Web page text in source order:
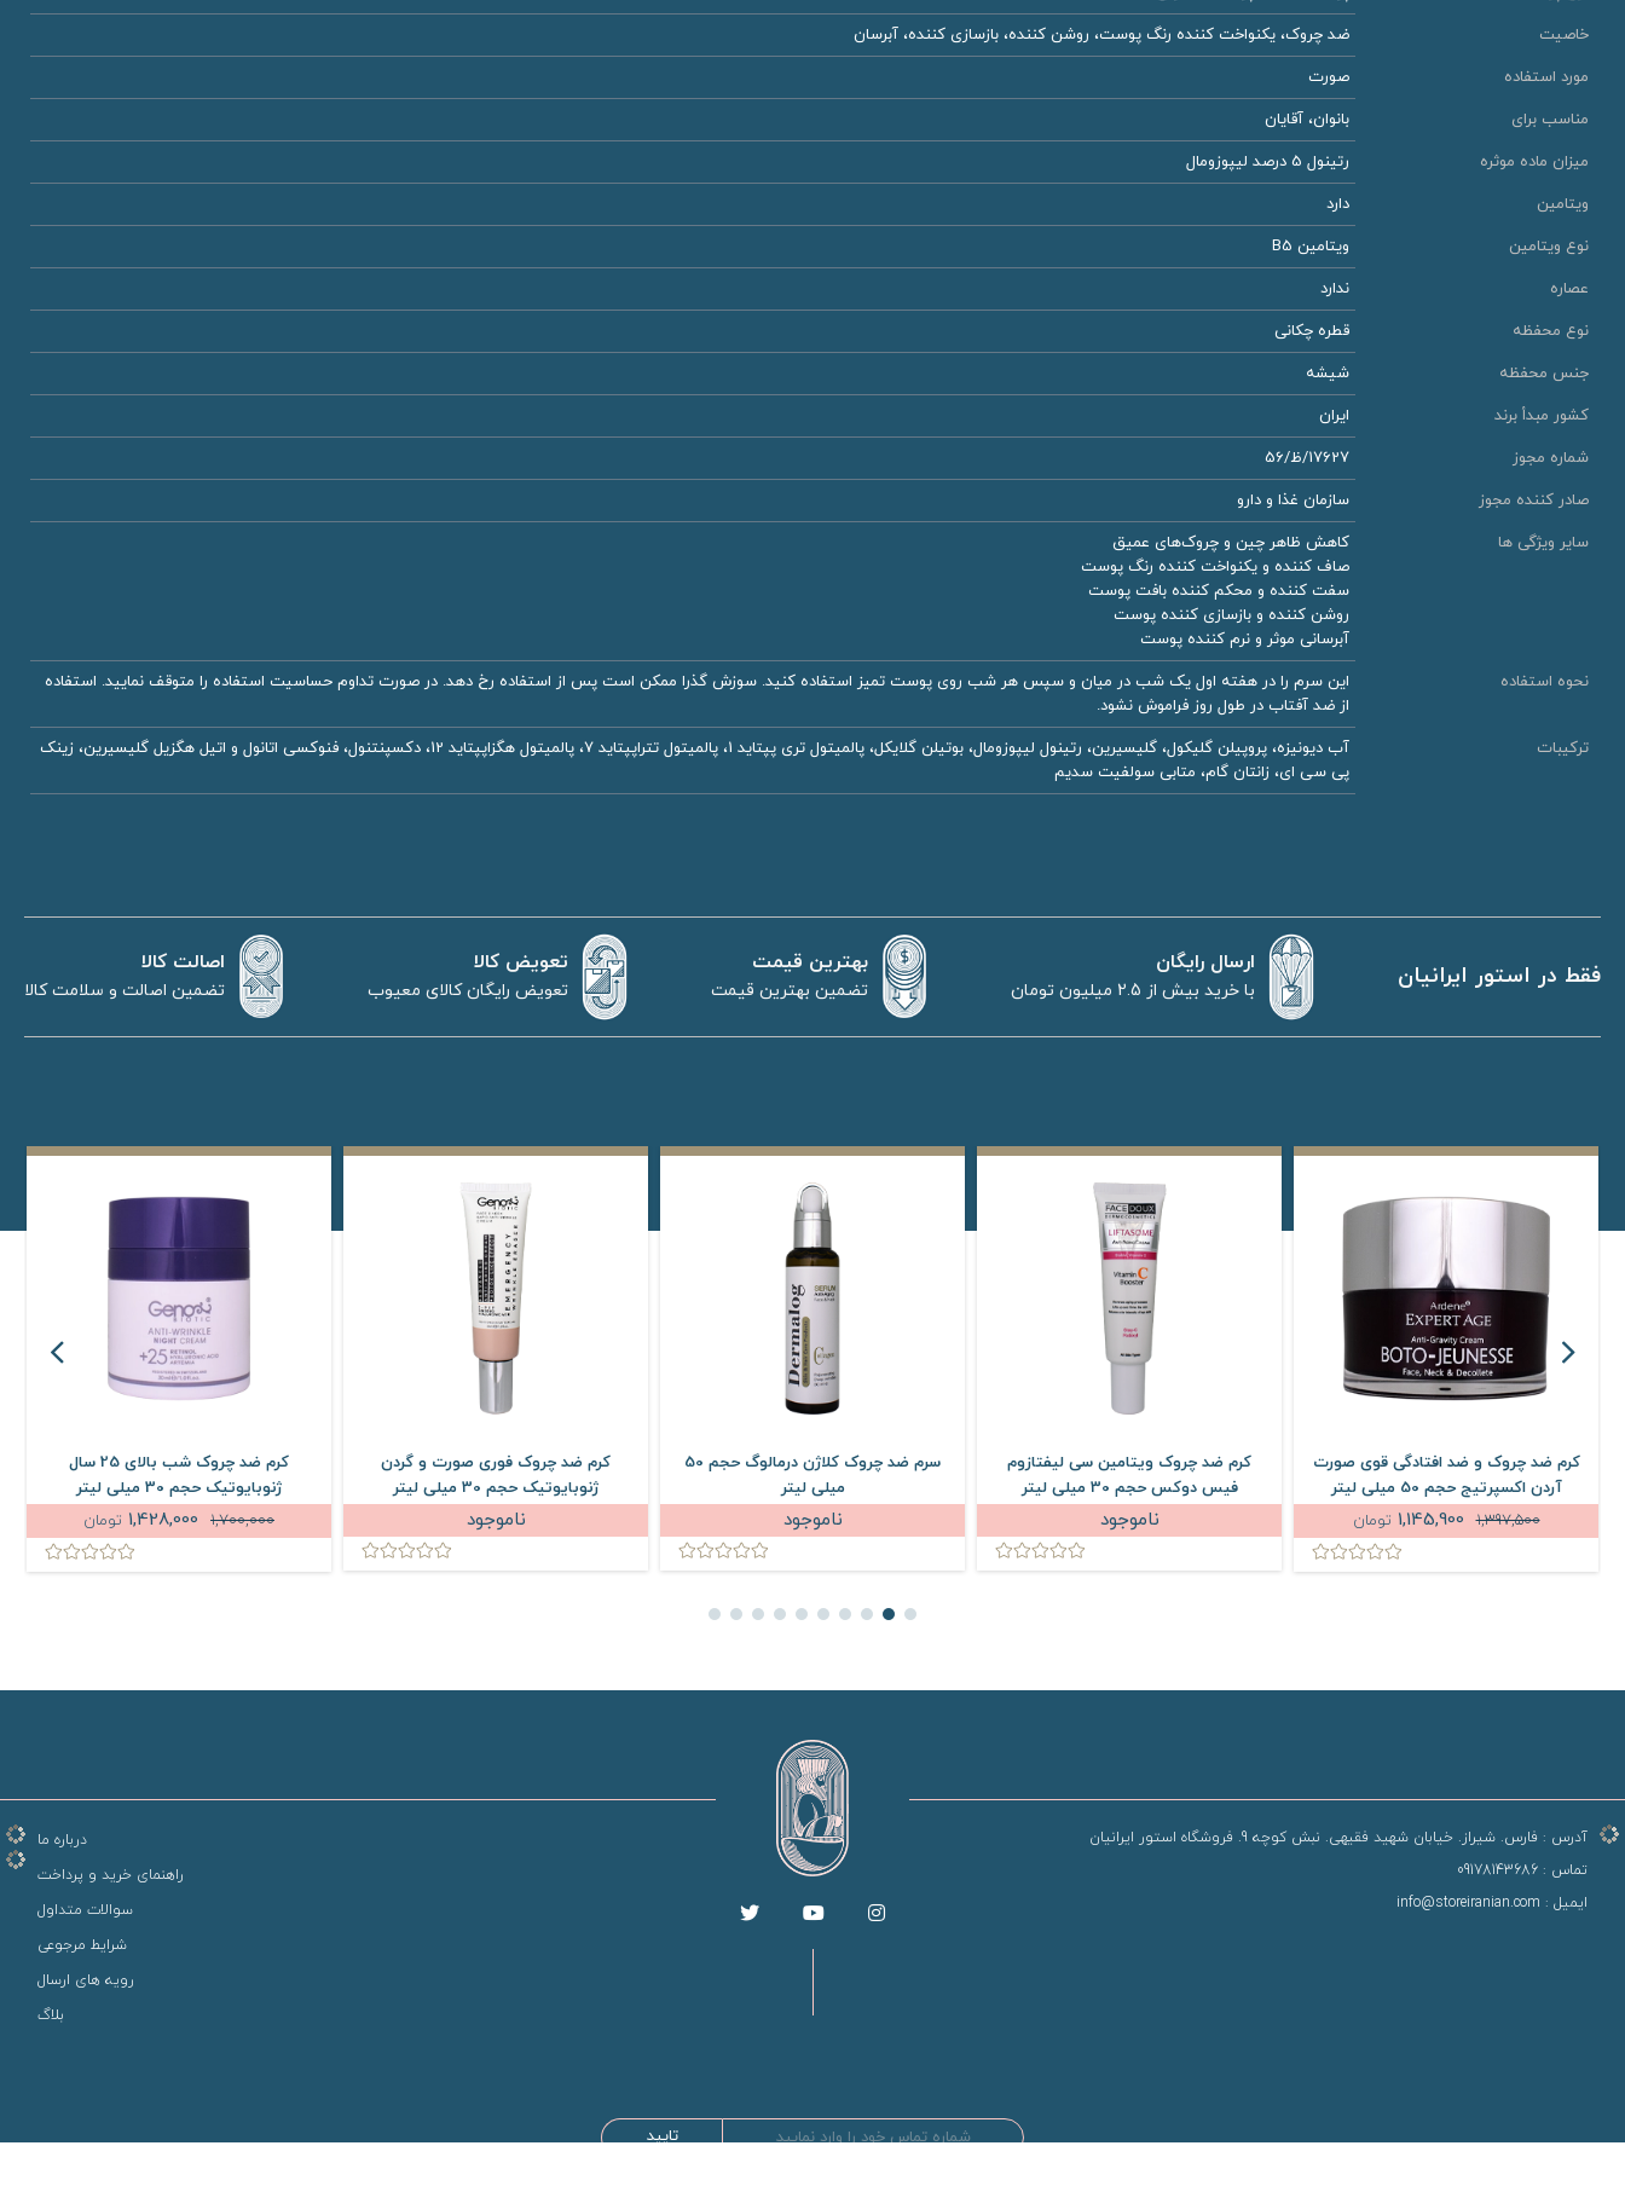
خاصیت
ضد چروک، یکنواخت کننده رنگ پوست، روشن کننده، بازسازی کننده، آبرسان
مورد استفاده
صورت
مناسب برای
بانوان، آقایان
میزان ماده موثره
رتینول 5 درصد لیپوزومال
ویتامین
دارد
نوع ویتامین
ویتامین B5
عصاره
ندارد
نوع محفظه
قطره چکانی
جنس محفظه
شیشه
کشور مبدأ برند
ایران
شماره مجوز
17627/ظ/56
صادر کننده مجوز
سازمان غذا و دارو
سایر ویژگی ها
کاهش ظاهر چین و چروک‌های عمیق
صاف کننده و یکنواخت کننده رنگ پوست
سفت کننده و محکم کننده بافت پوست
روشن کننده و بازسازی کننده پوست
آبرسانی موثر و نرم کننده پوست
نحوه استفاده
این سرم را در هفته اول یک شب در میان و سپس هر شب روی پوست تمیز استفاده کنید. سوزش گذرا ممکن است پس از استفاده رخ دهد. در صورت تداوم حساسیت استفاده را متوقف نمایید. استفاده
از ضد آفتاب در طول روز فراموش نشود.
ترکیبات
آب دیونیزه، پروپیلن گلیکول، گلیسیرین، رتینول لیپوزومال، بوتیلن گلایکل، پالمیتول تری پپتاید 1، پالمیتول تتراپپتاید 7، پالمیتول هگزاپپتاید 12، دکسپنتنول، فنوکسی اتانول و اتیل هگزیل گلیسیرین، زینک
پی سی ای، زانتان گام، متابی سولفیت سدیم
فقط در استور ایرانیان ارسال رایگان
با خرید بیش از 2.5 میلیون تومان
بهترین قیمت
تضمین بهترین قیمت
تعویض کالا
تعویض رایگان کالای معیوب
اصالت کالا
تضمین اصالت و سلامت کالا
کرم ضد چروک و ضد افتادگی قوی صورت
آردن اکسپرتیج حجم 50 میلی لیتر
1,397,500
تومان
کرم ضد چروک ویتامین سی لیفتازوم
فیس دوکس حجم 30 میلی لیتر
ناموجود
سرم ضد چروک کلاژن درمالوگ حجم 50
میلی لیتر
ناموجود
کرم ضد چروک فوری صورت و گردن
ژنوبایوتیک حجم 30 میلی لیتر
ناموجود
کرم ضد چروک شب بالای 25 سال
ژنوبایوتیک حجم 30 میلی لیتر
1,700,000
تومان
آدرس : فارس. شیراز. خیابان شهید فقیهی. نبش کوچه 9. فروشگاه استور ایرانیان
تماس : 09178143686
ایمیل : info@storeiranian.com
درباره ما
راهنمای خرید و پرداخت
سوالات متداول
شرایط مرجوعی
رویه های ارسال
بلاگ
تایید